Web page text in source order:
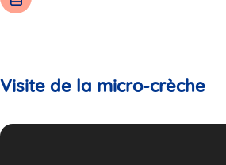
Visite de la micro-crèche